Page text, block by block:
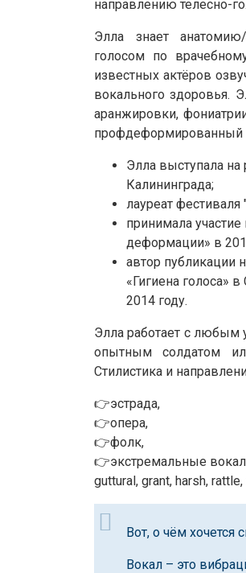
направлению телесно-
Элла знает анатомию/
голосом по
известных актёров
вокального здоровья.
аранжировки,
профдеформированный
Элла выступала
Калининграда;
лауреат фестиваля
принимала
деформации» в
автор публикации
«Гигиена голоса»
2014 году.
Элла работает с любым
опытным солдатом
Стилистика и
👉эстрада,
👉опера,
👉фолк,
👉экстремальные
guttural, grant, harsh,
Вот, о чём хочется
Вокал – это